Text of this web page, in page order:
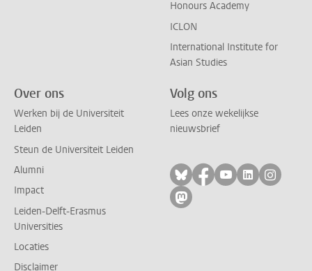
Honours Academy
ICLON
International Institute for
Asian Studies
Over ons
Werken bij de Universiteit
Leiden
Steun de Universiteit Leiden
Alumni
Impact
Leiden-Delft-Erasmus
Universities
Locaties
Disclaimer
Volg ons
Lees onze wekelijkse
nieuwsbrief
Volg ons op bluesky
Volg ons op
Volg ons op
Volg ons
Volg
Volg ons op mastodon